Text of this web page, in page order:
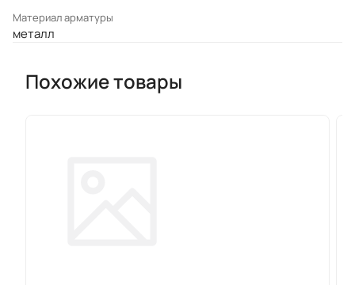
Материал арматуры
металл
Похожие товары